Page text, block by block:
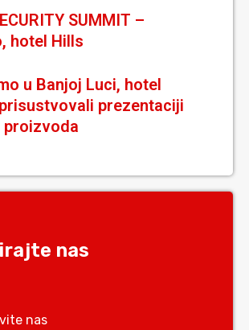
SUMMIT –
hotel Hills
u Banjoj Luci, hotel
prezentaciji
proizvoda
nas
nas